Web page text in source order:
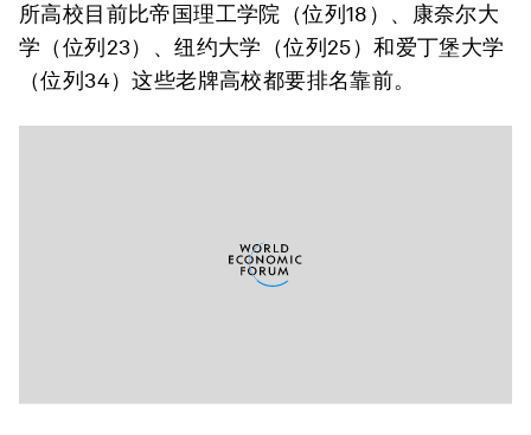
所高校目前比帝国理工学院（位列18）、康奈尔大
学（位列23）、纽约大学（位列25）和爱丁堡大学
（位列34）这些老牌高校都要排名靠前。